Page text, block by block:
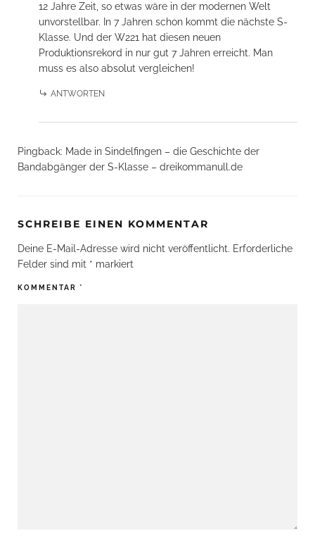
12 Jahre Zeit, so etwas wäre in der modernen Welt
unvorstellbar. In 7 Jahren schon kommt die nächste S-
Klasse. Und der W221 hat diesen neuen
Produktionsrekord in nur gut 7 Jahren erreicht. Man
muss es also absolut vergleichen!
ANTWORTEN
Pingback: Made in Sindelfingen – die Geschichte der
Bandabgänger der S-Klasse – dreikommanull.de
SCHREIBE EINEN KOMMENTAR
Deine E-Mail-Adresse wird nicht veröffentlicht. Erforderliche
Felder sind mit * markiert
KOMMENTAR *